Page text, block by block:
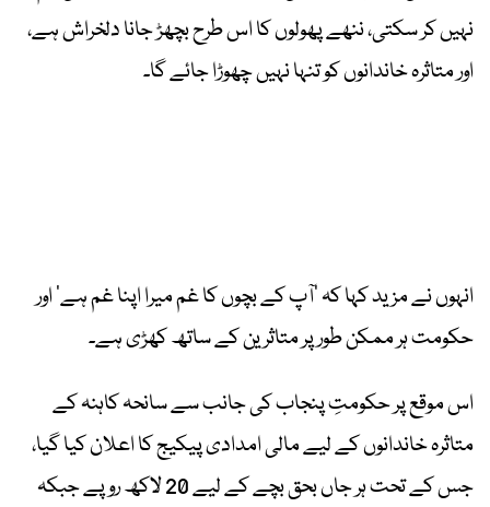
نہیں کر سکتی، ننھے پھولوں کا اس طرح بچھڑ جانا دلخراش ہے،
اور متاثرہ خاندانوں کو تنہا نہیں چھوڑا جائے گا۔
انہوں نے مزید کہا کہ ’آپ کے بچوں کا غم میرا اپنا غم ہے‘ اور
حکومت ہر ممکن طور پر متاثرین کے ساتھ کھڑی ہے۔
اس موقع پر حکومتِ پنجاب کی جانب سے سانحہ کاہنہ کے
متاثرہ خاندانوں کے لیے مالی امدادی پیکیج کا اعلان کیا گیا،
جس کے تحت ہر جاں بحق بچے کے لیے 20 لاکھ روپے جبکہ